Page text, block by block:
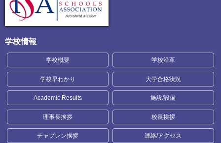
学校情報
学校概要 学校沿革
学校早わかり 大学合格状況
Academic Results 施設/設備
理事長挨拶 校長挨拶
チャプレン挨拶 連絡/アクセス